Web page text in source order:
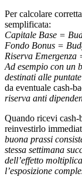
Per calcolare
semplificata:
Capitale Base =
Fondo Bonus =
Riserva Emergenza
Ad esempio con un
destinati alle
da eventuale
riserva anti
Quando ricevi
reinvestirlo
buona prassi
stessa settimana
dell’effetto
l’esposizione